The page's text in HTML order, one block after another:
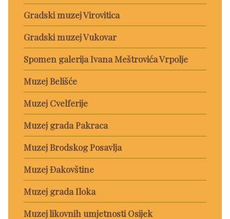
Gradski muzej Virovitica
Gradski muzej Vukovar
Spomen galerija Ivana Meštrovića Vrpolje
Muzej Belišće
Muzej Cvelferije
Muzej grada Pakraca
Muzej Brodskog Posavlja
Muzej Đakovštine
Muzej grada Iloka
Muzej likovnih umjetnosti Osijek